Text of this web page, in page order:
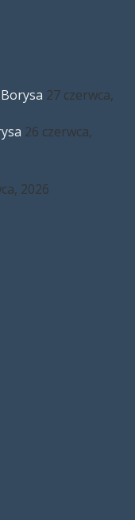
27 czerwca,
26 czerwca,
2026